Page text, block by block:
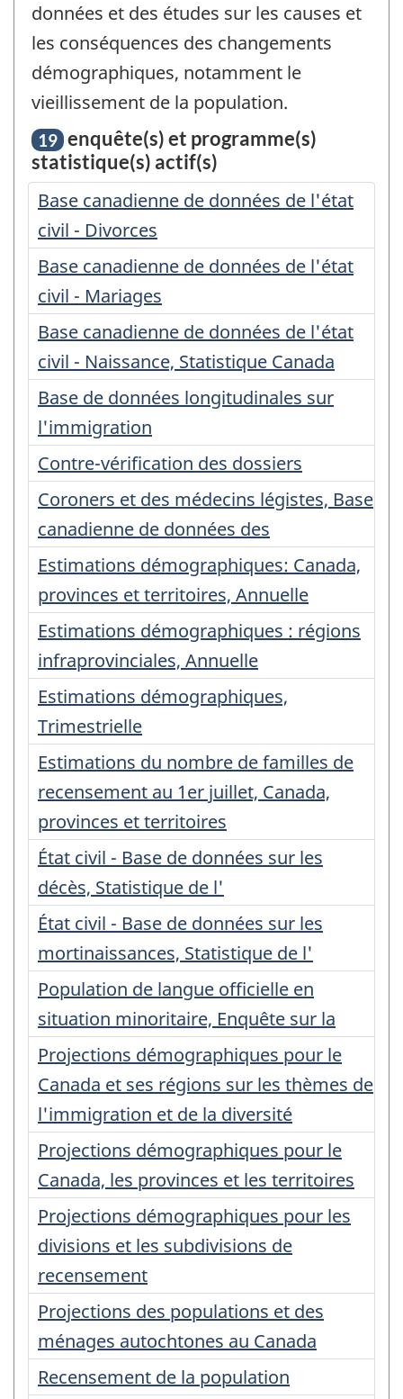
données et des études sur les causes et
les conséquences des changements
démographiques, notamment le
vieillissement de la population.
19 enquête(s) et programme(s)
statistique(s) actif(s)
Base canadienne de données de l'état
civil - Divorces
Base canadienne de données de l'état
civil - Mariages
Base canadienne de données de l'état
civil - Naissance, Statistique Canada
Base de données longitudinales sur
l'immigration
Contre-vérification des dossiers
Coroners et des médecins légistes, Base
canadienne de données des
Estimations démographiques: Canada,
provinces et territoires, Annuelle
Estimations démographiques : régions
infraprovinciales, Annuelle
Estimations démographiques,
Trimestrielle
Estimations du nombre de familles de
recensement au 1er juillet, Canada,
provinces et territoires
État civil - Base de données sur les
décès, Statistique de l'
État civil - Base de données sur les
mortinaissances, Statistique de l'
Population de langue officielle en
situation minoritaire, Enquête sur la
Projections démographiques pour le
Canada et ses régions sur les thèmes de
l'immigration et de la diversité
Projections démographiques pour le
Canada, les provinces et les territoires
Projections démographiques pour les
divisions et les subdivisions de
recensement
Projections des populations et des
ménages autochtones au Canada
Recensement de la population